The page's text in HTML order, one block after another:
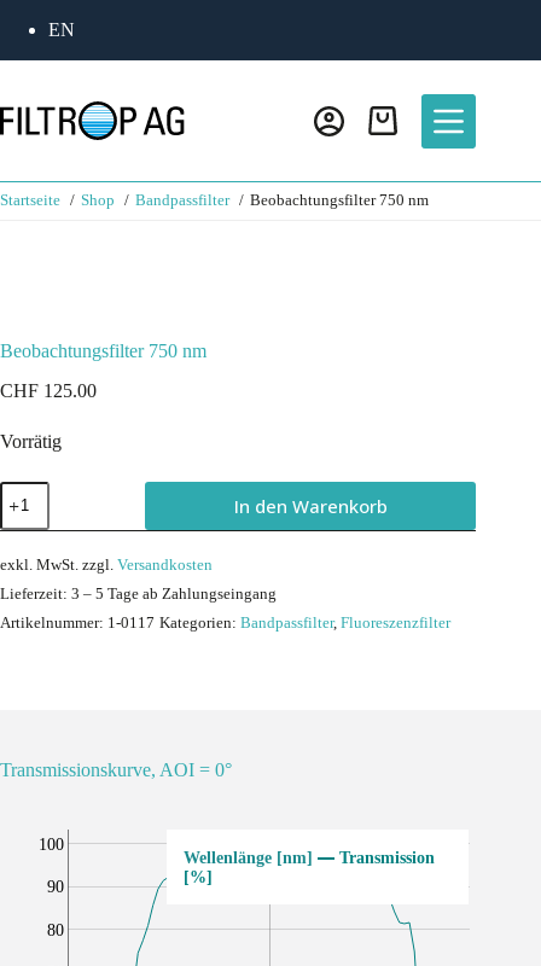
EN
Startseite Shop Bandpassfilter Beobachtungsfilter 750 nm
Beobachtungsfilter 750 nm
CHF 125.00
Vorrätig
In den Warenkorb
exkl. MwSt. zzgl. Versandkosten
Lieferzeit: 3 – 5 Tage ab Zahlungseingang
Artikelnummer: 1-0117 Kategorien: Bandpassfilter, Fluoreszenzfilter
Transmissionskurve, AOI = 0°
Transmission
[%]
80
90
100